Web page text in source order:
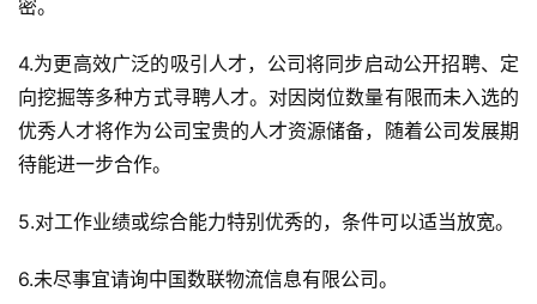
密。
4.为更高效广泛的吸引人才，公司将同步启动公开招聘、定
向挖掘等多种方式寻聘人才。对因岗位数量有限而未入选的
优秀人才将作为公司宝贵的人才资源储备，随着公司发展期
待能进一步合作。
5.对工作业绩或综合能力特别优秀的，条件可以适当放宽。
6.未尽事宜请询中国数联物流信息有限公司。